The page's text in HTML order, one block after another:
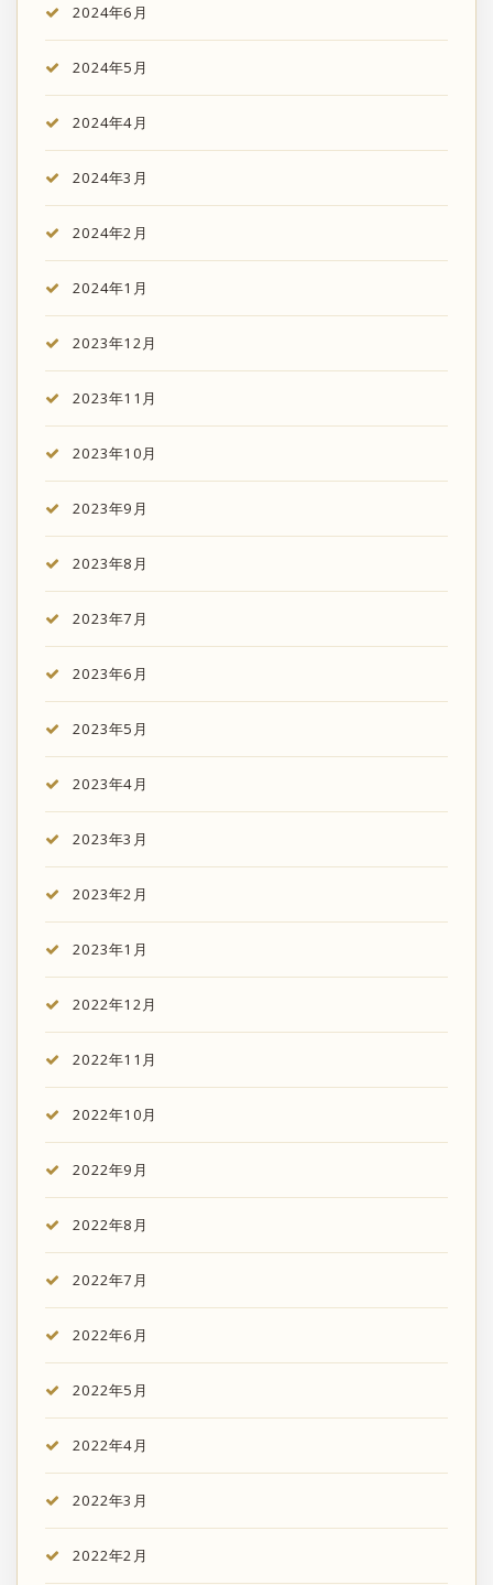
2024年6月
2024年5月
2024年4月
2024年3月
2024年2月
2024年1月
2023年12月
2023年11月
2023年10月
2023年9月
2023年8月
2023年7月
2023年6月
2023年5月
2023年4月
2023年3月
2023年2月
2023年1月
2022年12月
2022年11月
2022年10月
2022年9月
2022年8月
2022年7月
2022年6月
2022年5月
2022年4月
2022年3月
2022年2月